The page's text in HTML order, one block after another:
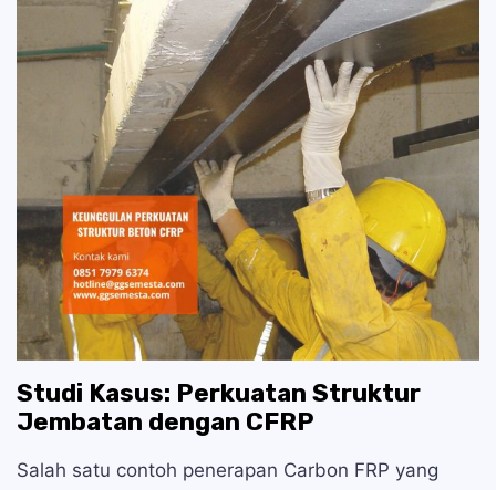
Studi Kasus: Perkuatan Struktur
Jembatan dengan CFRP
Salah satu contoh penerapan Carbon FRP yang